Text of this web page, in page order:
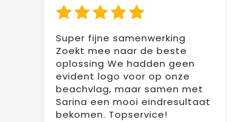
Super fijne samenwerking
Zoekt mee naar de beste
oplossing We hadden geen
evident logo voor op onze
beachvlag, maar samen met
Sarina een mooi eindresultaat
bekomen. Topservice!